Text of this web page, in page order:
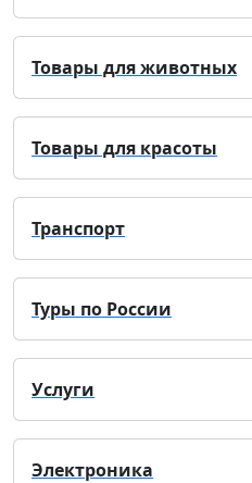
Товары для животных
Товары для красоты
Транспорт
Туры по России
Услуги
Электроника